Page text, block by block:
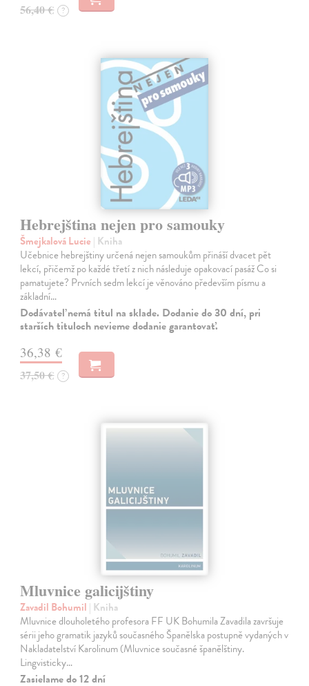
56,40 € ?
Hebrejština nejen pro samouky
Šmejkalová Lucie | Kniha
Učebnice hebrejštiny určená nejen samoukům přináší dvacet pět
lekcí, přičemž po každé třetí z nich následuje opakovací pasáž Co si
pamatujete? Prvních sedm lekcí je věnováno především písmu a
základní…
Dodávateľ nemá titul na sklade. Dodanie do 30 dní, pri
starších tituloch nevieme dodanie garantovať.
36,38 €
37,50 € ?
Mluvnice galicijštiny
Zavadil Bohumil | Kniha
Mluvnice dlouholetého profesora FF UK Bohumila Zavadila završuje
sérii jeho gramatik jazyků současného Španělska postupně vydaných v
Nakladatelství Karolinum (Mluvnice současné španělštiny.
Lingvisticky…
Zasielame do 12 dní